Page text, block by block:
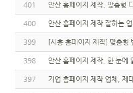
401 안산 홈페이지 제작, 맞춤형
400 안산 홈페이지 제작 잘하는
399 [시흥 홈페이지 제작] 맞춤형
398 안산 홈페이지 제작, 한 눈에
397 기업 홈페이지 제작 업체, 제